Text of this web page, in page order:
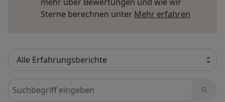
mehr über Bewertungen und wie wir
Sterne berechnen unter Mehr erfahren
Bewertungen durchsuchen